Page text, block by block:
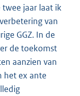
jaar laat ik
van
GGZ. In de
de toekomst
aanzien van
het ex ante